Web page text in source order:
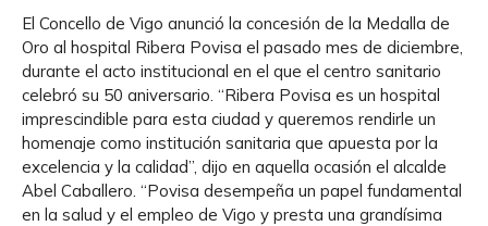
El Concello de Vigo anunció la concesión de la Medalla de
Oro al hospital Ribera Povisa el pasado mes de diciembre,
durante el acto institucional en el que el centro sanitario
celebró su 50 aniversario. “Ribera Povisa es un hospital
imprescindible para esta ciudad y queremos rendirle un
homenaje como institución sanitaria que apuesta por la
excelencia y la calidad”, dijo en aquella ocasión el alcalde
Abel Caballero. “Povisa desempeña un papel fundamental
en la salud y el empleo de Vigo y presta una grandísima